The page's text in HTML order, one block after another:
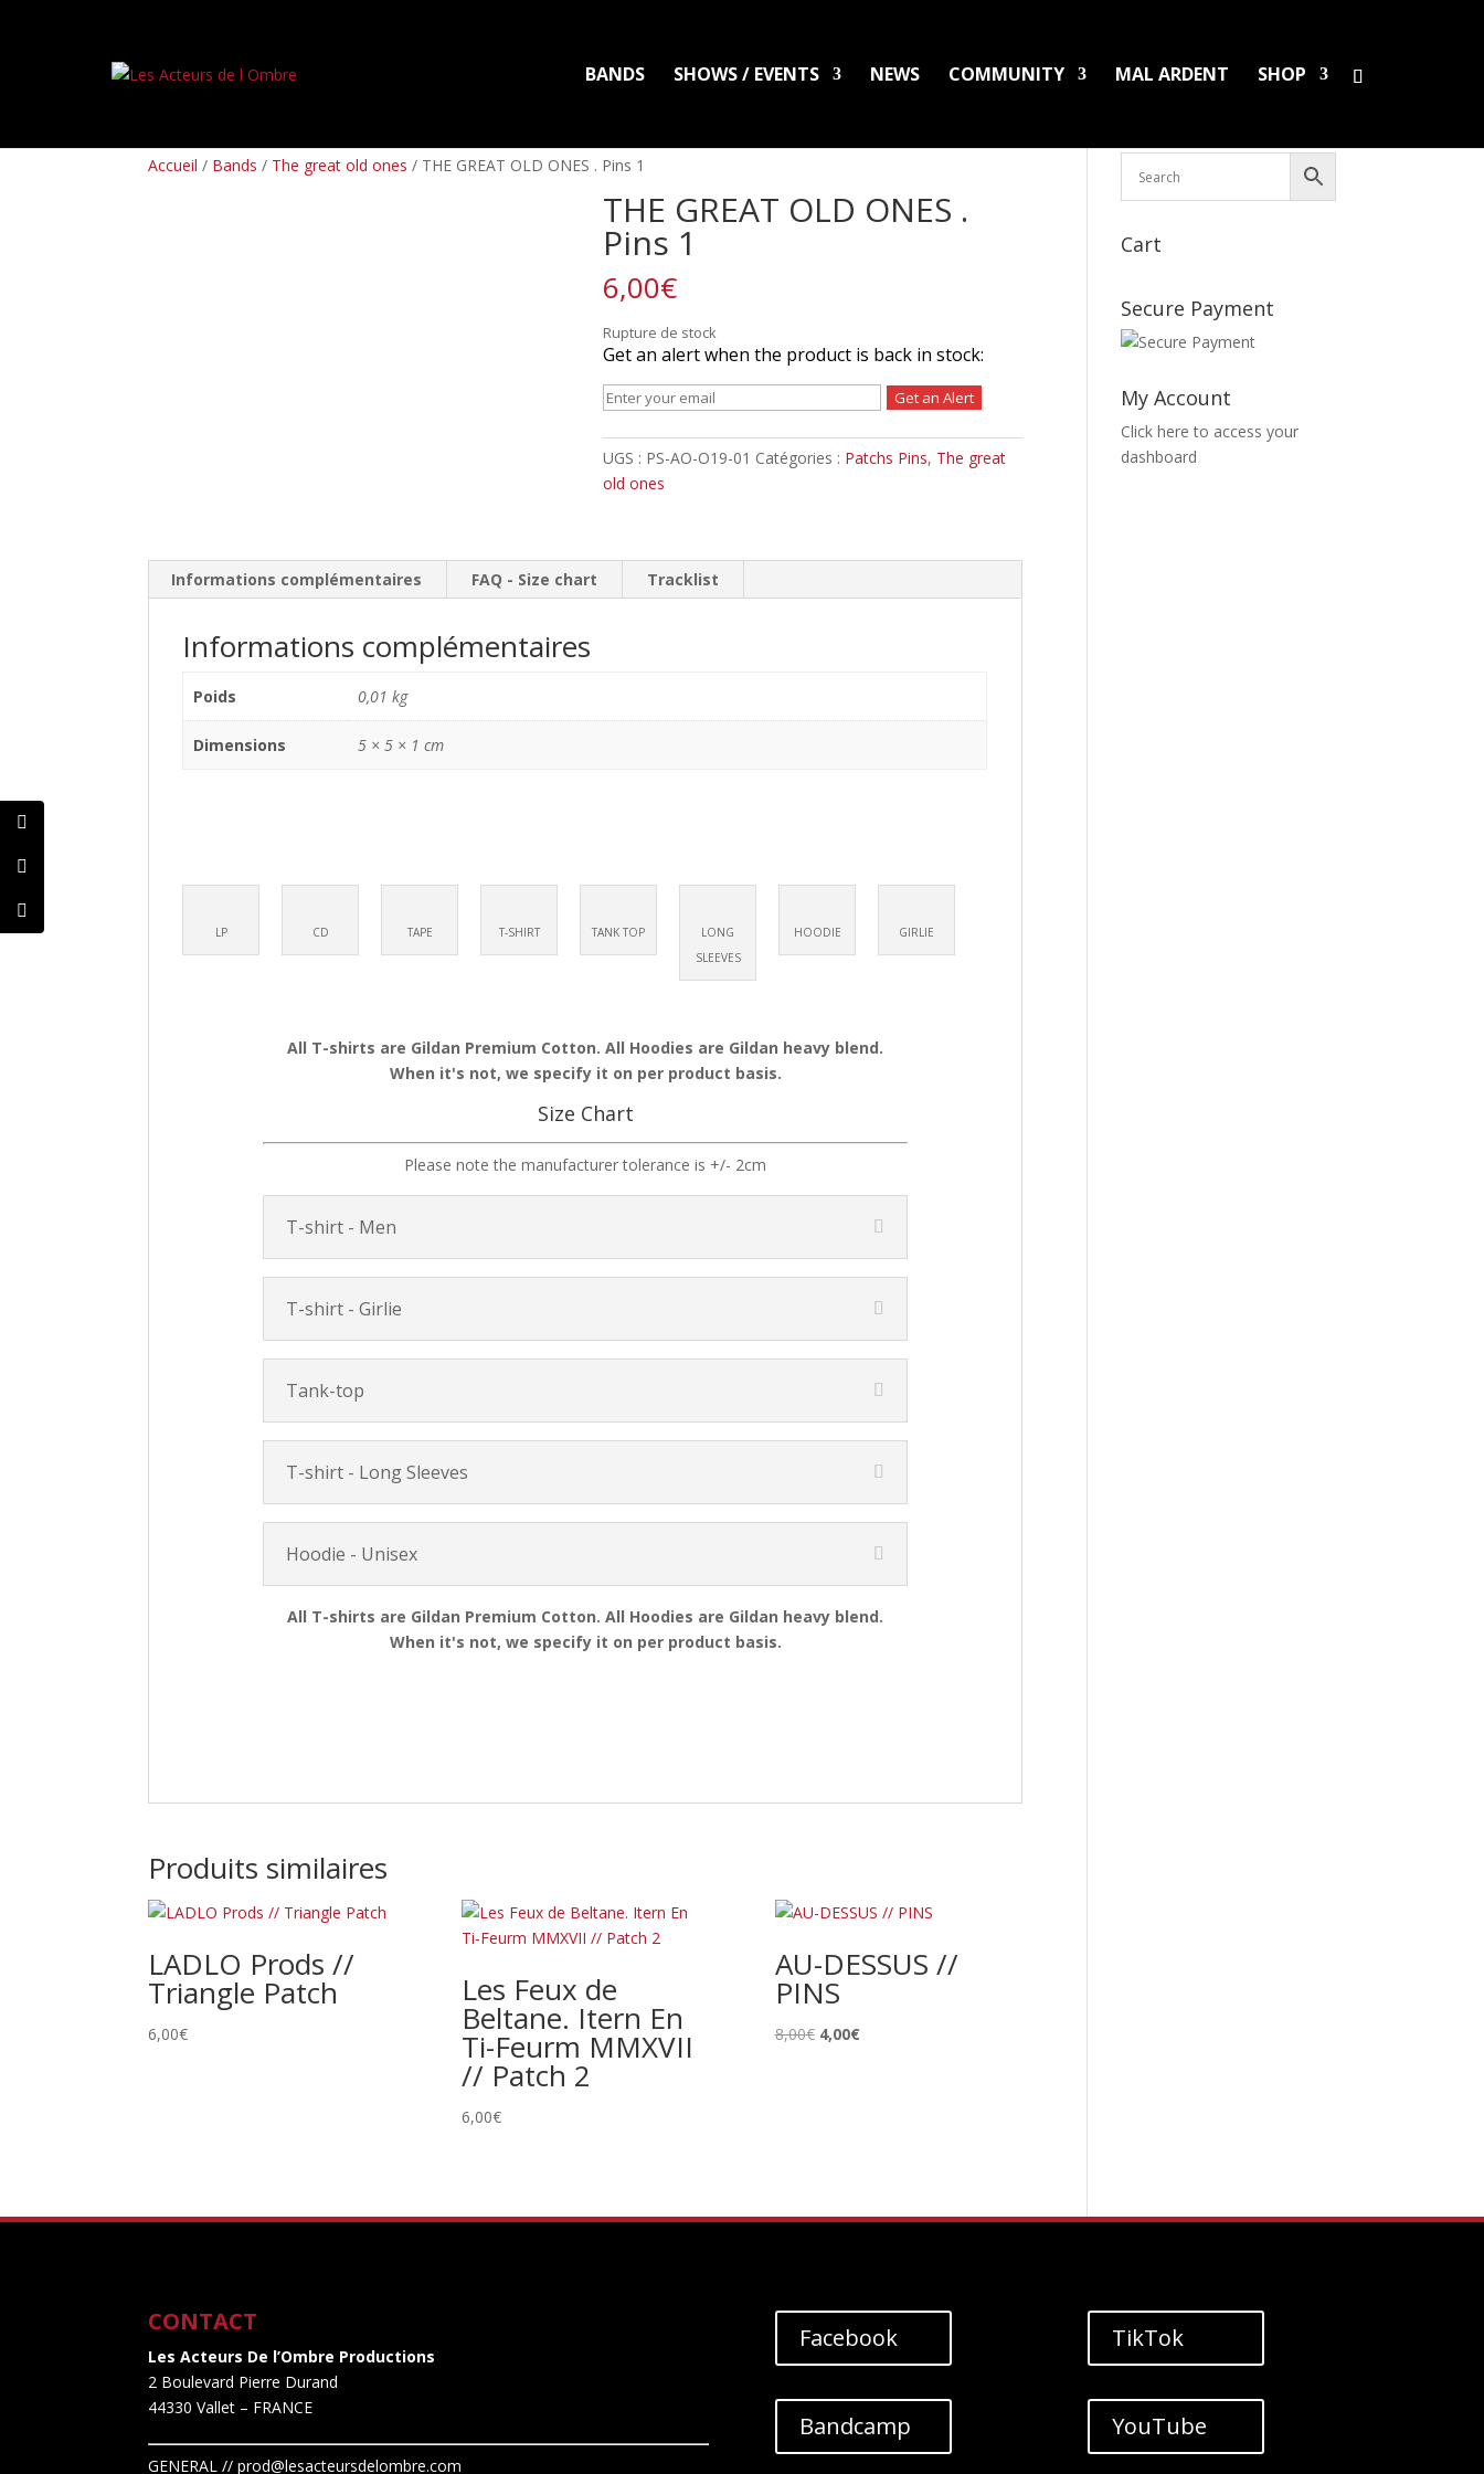
BANDS SHOWS / EVENTS NEWS COMMUNITY MAL ARDENT SHOP
Accueil / Bands / The great old ones / THE GREAT OLD ONES . Pins 1
THE GREAT OLD ONES .
Pins 1
6,00€
Rupture de stock
Get an alert when the product is back in stock:
Get an Alert
UGS : PS-AO-O19-01 Catégories : Patchs Pins, The great
old ones
Informations complémentaires FAQ - Size chart Tracklist
Informations complémentaires
Poids 0,01 kg
Dimensions 5 × 5 × 1 cm
LP CD TAPE T-SHIRT TANK TOP
LONG
SLEEVES
HOODIE GIRLIE
All T-shirts are Gildan Premium Cotton. All Hoodies are Gildan heavy blend.
When it's not, we specify it on per product basis.
Size Chart
Please note the manufacturer tolerance is +/- 2cm
T-shirt - Men
T-shirt - Girlie
Tank-top
T-shirt - Long Sleeves
Hoodie - Unisex
All T-shirts are Gildan Premium Cotton. All Hoodies are Gildan heavy blend.
When it's not, we specify it on per product basis.
Produits similaires
LADLO Prods //
Triangle Patch
6,00€
Les Feux de
Beltane. Itern En
Ti-Feurm MMXVII
// Patch 2
6,00€
AU-DESSUS //
PINS
8,00€ Le
4,00€Le
Cart
Secure Payment
My Account
Click here to access your
dashboard
CONTACT
Les Acteurs De l’Ombre Productions
2 Boulevard Pierre Durand
44330 Vallet – FRANCE
GENERAL // prod@lesacteursdelombre.com
Facebook
Bandcamp
TikTok
YouTube